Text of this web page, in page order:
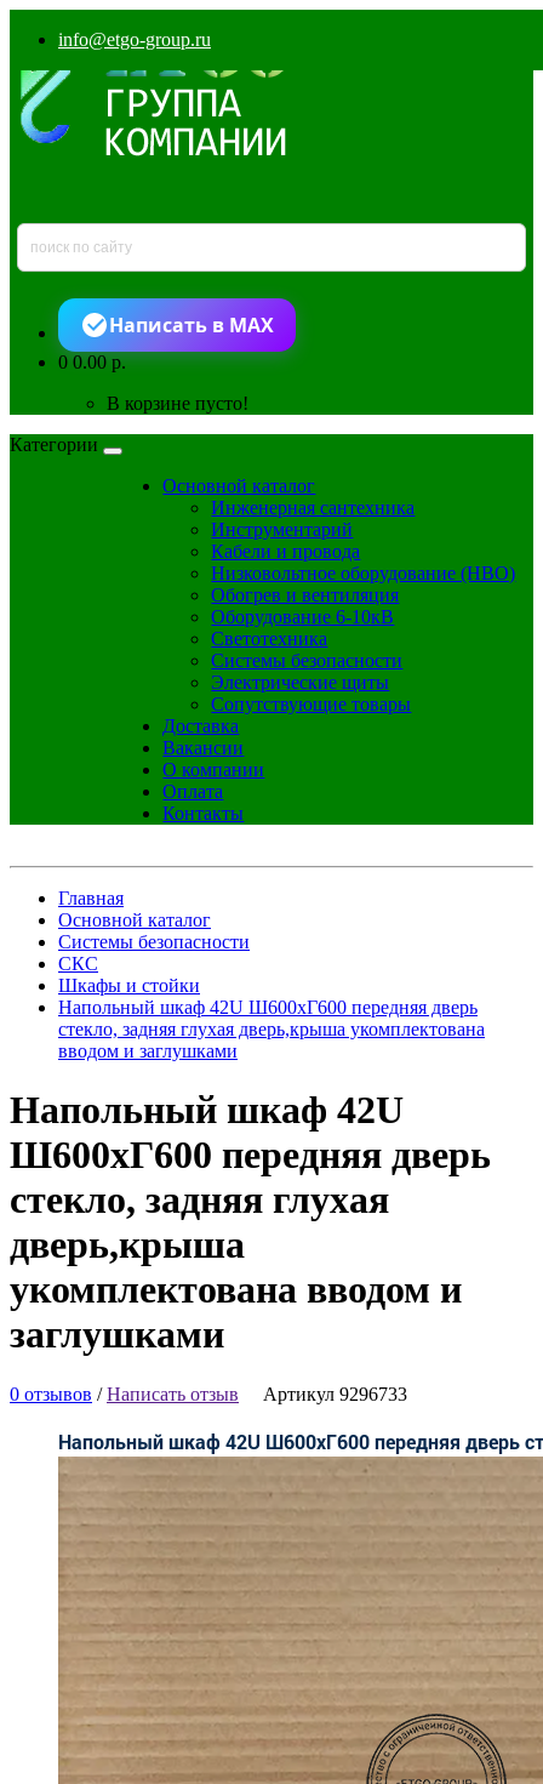
info@etgo-group.ru
Написать в MAX
00.00 р.
В корзине пусто!
Категории
Основной каталог
Инженерная сантехника
Инструментарий
Кабели и провода
Низковольтное оборудование (НВО)
Обогрев и вентиляция
Оборудование 6-10кВ
Светотехника
Системы безопасности
Электрические щиты
Сопутствующие товары
Доставка
Вакансии
О компании
Оплата
Контакты
Главная
Основной каталог
Системы безопасности
СКС
Шкафы и стойки
Напольный шкаф 42U Ш600хГ600 передняя дверь
стекло, задняя глухая дверь,крыша укомплектована
вводом и заглушками
Напольный шкаф 42U
Ш600хГ600 передняя дверь
стекло, задняя глухая
дверь,крыша
укомплектована вводом и
заглушками
0 отзывов /Написать отзыв Артикул 9296733